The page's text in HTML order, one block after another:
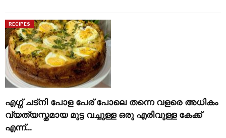
RECIPES
എഗ്ഗ് ചട്നി പോള പേര് പോലെ തന്നെ വളരെ അധികം
വ്യത്യസ്തമായ മുട്ട വച്ചുള്ള ഒരു എരിവുള്ള കേക്ക്
എന്ന്…